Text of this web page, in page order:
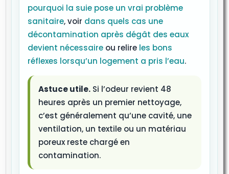
pourquoi la suie pose un vrai problème
sanitaire, voir dans quels cas une
décontamination après dégât des eaux
devient nécessaire ou relire les bons
réflexes lorsqu’un logement a pris l’eau.
Astuce utile. Si l’odeur revient 48
heures après un premier nettoyage,
c’est généralement qu’une cavité, une
ventilation, un textile ou un matériau
poreux reste chargé en
contamination.